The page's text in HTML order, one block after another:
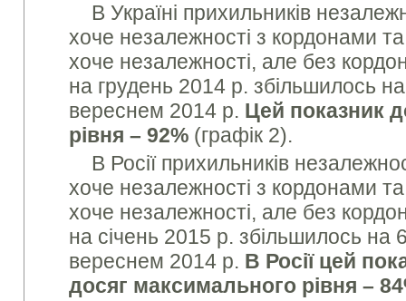
В Україні прихильників
хоче незалежності з кордонами
хоче незалежності, але без
на грудень 2014 р. збільшилось
вереснем 2014 р. Цей показник
рівня – 92% (графік 2).
В Росії прихильників
хоче незалежності з кордонами
хоче незалежності, але без
на січень 2015 р. збільшилось на
вереснем 2014 р. В Росії цей
досяг максимального рівня –